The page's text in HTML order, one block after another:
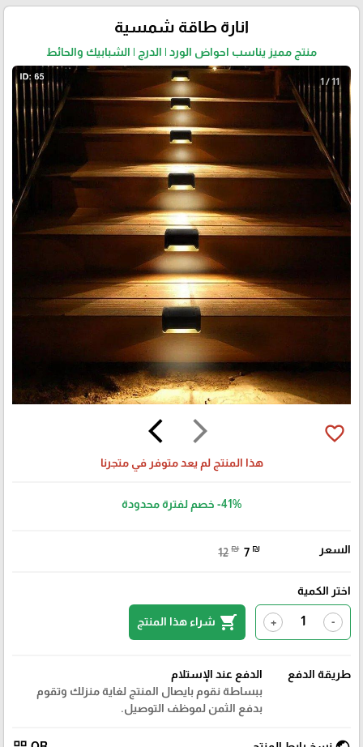
🎓
انارة طاقة شمسية
منتج مميز يناسب احواض الورد | الدرج | الشبابيك والحائط
1 / 11
arrow_forward_ios
arrow_back_ios favorite_border
هذا المنتج لم يعد متوفر في متجرنا
-41% خصم لفترة محدودة
السعر 12 ₪ 7 ₪
اختر الكمية
-
+
shopping_cart شراء هذا المنتج
طريقة الدفع
الدفع عند الإستلام
ببساطة نقوم بايصال المنتج لغاية منزلك وتقوم
بدفع الثمن لموظف التوصيل.